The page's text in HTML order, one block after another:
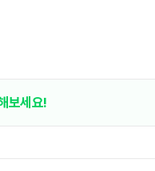
보세요!